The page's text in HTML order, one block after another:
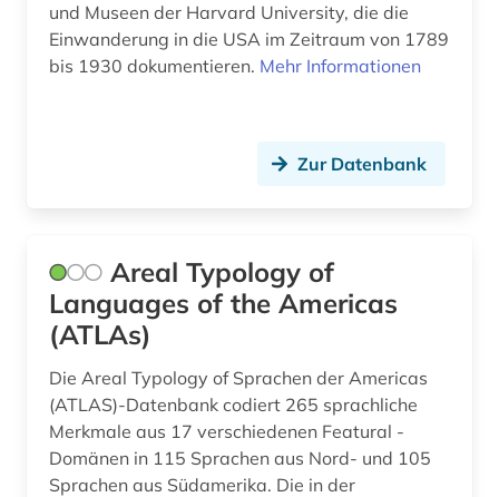
bibelausgabe (1)
bibliografie (4)
bibliothek (6)
biblische archäologie (1)
biblische stoffe (1)
bild (15)
bild motiv (1)
und Museen der Harvard University, die die
Einwanderung in die USA im Zeitraum von 1789
bis 1930 dokumentieren. Mehr Informationen
Zur Datenbank
Areal Typology of
Languages of the Americas
(ATLAs)
Die Areal Typology of Sprachen der Americas
(ATLAS)-Datenbank codiert 265 sprachliche
Merkmale aus 17 verschiedenen Featural -
Domänen in 115 Sprachen aus Nord- und 105
Sprachen aus Südamerika. Die in der